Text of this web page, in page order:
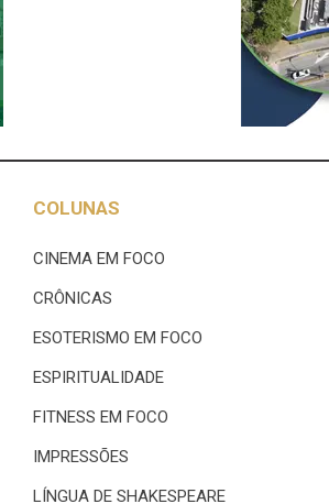
COLUNAS
CINEMA EM FOCO
CRÔNICAS
ESOTERISMO EM FOCO
ESPIRITUALIDADE
FITNESS EM FOCO
IMPRESSÕES
LÍNGUA DE SHAKESPEARE